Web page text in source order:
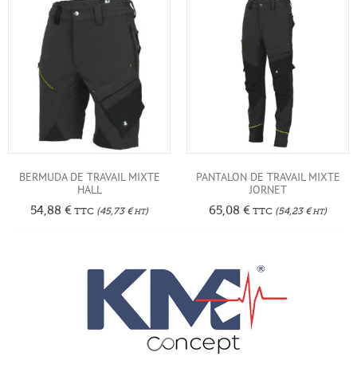
BERMUDA DE TRAVAIL MIXTE
HALL
54,88 € TTC (45,73 €HT)
PANTALON DE TRAVAIL MIXTE
JORNET
65,08 € TTC (54,23 €HT)